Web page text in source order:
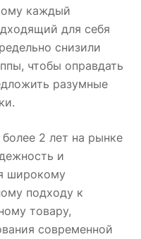
каждый
для себя
снизили
чтобы оправдать
разумные
2 лет на рынке
и
широкому
подходу к
товару,
современной